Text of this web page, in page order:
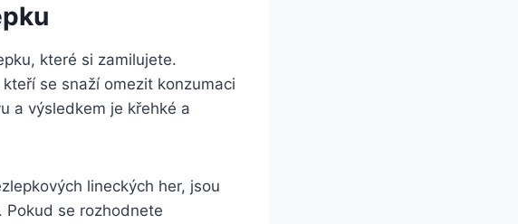
které si zamilujete.
se snaží omezit konzumaci
a výsledkem je křehké a
lineckých her, jsou
se rozhodnete